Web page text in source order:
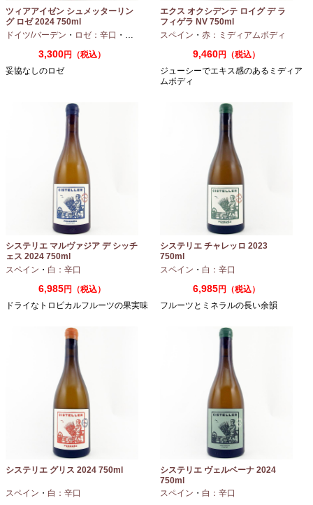
ツィアアイゼン シュメッターリン
グ ロゼ 2024 750ml
ドイツ/バーデン ・ ロゼ：辛口 ・ ピノノワール
3,300円（税込）
妥協なしのロゼ
エクス オクシデンテ ロイグ デ ラ
フィゲラ NV 750ml
（2022/2023）
スペイン ・ 赤：ミディアムボディ
9,460円（税込）
ジューシーでエキス感のあるミディア
ムボディ
システリエ マルヴァジア デ シッチ
ェス 2024 750ml
スペイン ・ 白：辛口
6,985円（税込）
ドライなトロピカルフルーツの果実味
システリエ チャレッロ 2023
750ml
スペイン ・ 白：辛口
6,985円（税込）
フルーツとミネラルの長い余韻
システリエ グリス 2024 750ml
スペイン ・ 白：辛口
システリエ ヴェルベーナ 2024
750ml
スペイン ・ 白：辛口